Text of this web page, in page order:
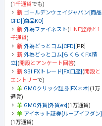
(1千通貨でも)
ゴールデンウェイジャパン[商品
CFD][商品KO]
外為ファイネスト(LINE登録と1
千通貨)
外為どっとコム[CFD] [PR]
外為どっとコム[らくらくFX積
立] (開設とアンケート回答)
SBI FXトレード[FX口座] (開設と
エントリーで)
GMOクリック証券[FXネオ] (1万
通貨)
GMO外貨[外貨ex] (1万通貨)
アイネット証券[ループイフダン]
(1万通貨)